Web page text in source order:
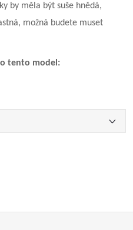
by měla být suše hnědá,
možná budete muset
tento model: